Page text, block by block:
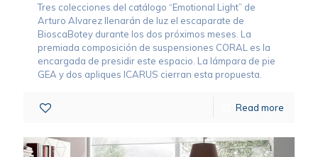
Tres colecciones del catálogo “Emotional Light” de
Arturo Alvarez llenarán de luz el escaparate de
BioscaBotey durante los dos próximos meses. La
premiada composición de suspensiones CORAL es la
encargada de presidir este espacio. La lámpara de pie
GEA y dos apliques ICARUS cierran esta propuesta.
Read more